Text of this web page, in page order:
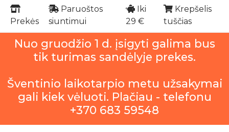
Prekės
Paruoštos
siuntimui
Iki
29 €
Krepšelis
tuščias
Nuo gruodžio 1 d. įsigyti galima bus
tik turimas sandėlyje prekes.
Šventinio laikotarpio metu užsakymai
gali kiek vėluoti. Plačiau - telefonu
+370 683 59548